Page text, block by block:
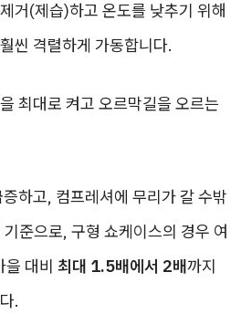
거(제습)하고 온도를 낮추기 위해
씬 격렬하게 가동합니다.
최대로 켜고 오르막길을 오르는
하고, 컴프레셔에 무리가 갈 수밖
준으로, 구형 쇼케이스의 경우 여
대비 최대 1.5배에서 2배까지
.